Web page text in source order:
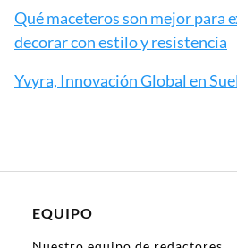
Qué maceteros son mejor para
decorar con estilo y resistencia
Yvyra, Innovación Global en
EQUIPO